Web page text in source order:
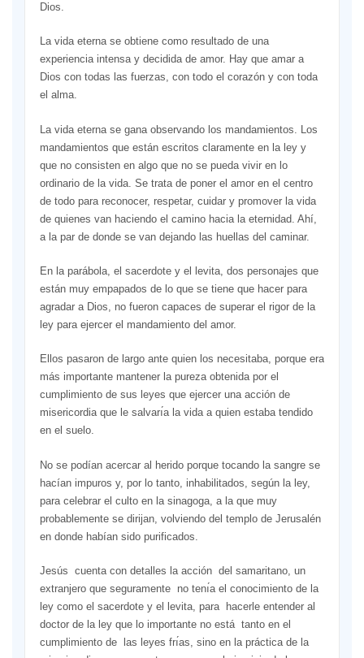
Dios.
La vida eterna se obtiene como resultado de una
experiencia intensa y decidida de amor. Hay que amar a
Dios con todas las fuerzas, con todo el corazón y con toda
el alma.
La vida eterna se gana observando los mandamientos. Los
mandamientos que están escritos claramente en la ley y
que no consisten en algo que no se pueda vivir en lo
ordinario de la vida. Se trata de poner el amor en el centro
de todo para reconocer, respetar, cuidar y promover la vida
de quienes van haciendo el camino hacia la eternidad. Ahí,
a la par de donde se van dejando las huellas del caminar.
En la parábola, el sacerdote y el levita, dos personajes que
están muy empapados de lo que se tiene que hacer para
agradar a Dios, no fueron capaces de superar el rigor de la
ley para ejercer el mandamiento del amor.
Ellos pasaron de largo ante quien los necesitaba, porque era
más importante mantener la pureza obtenida por el
cumplimiento de sus leyes que ejercer una acción de
misericordia que le salvarı́a la vida a quien estaba tendido
en el suelo.
No se podían acercar al herido porque tocando la sangre se
hacían impuros y, por lo tanto, inhabilitados, según la ley,
para celebrar el culto en la sinagoga, a la que muy
probablemente se dirijan, volviendo del templo de Jerusalén
en donde habían sido purificados.
Jesús cuenta con detalles la acción del samaritano, un
extranjero que seguramente no tenı́a el conocimiento de la
ley como el sacerdote y el levita, para hacerle entender al
doctor de la ley que lo importante no está tanto en el
cumplimiento de las leyes frı́as, sino en la práctica de la